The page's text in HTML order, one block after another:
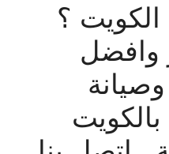
الكويت ؟
وافضل
بالكويت